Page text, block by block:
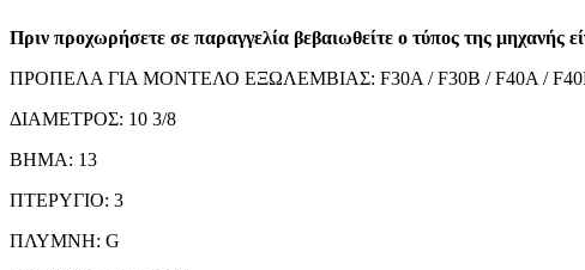
Πριν προχωρήσετε σε παραγγελία βεβαιωθείτε ο τύπος της μηχανής
ΠΡΟΠΕΛΑ ΓΙΑ ΜΟΝΤΕΛΟ ΕΞΩΛΕΜΒΙΑΣ: F30A / F30B / F40A / F40B /
ΔΙΑΜΕΤΡΟΣ: 10 3/8
BHMA: 13
ΠΤΕΡΥΓΙΟ: 3
ΠΛΥΜΝΗ: G